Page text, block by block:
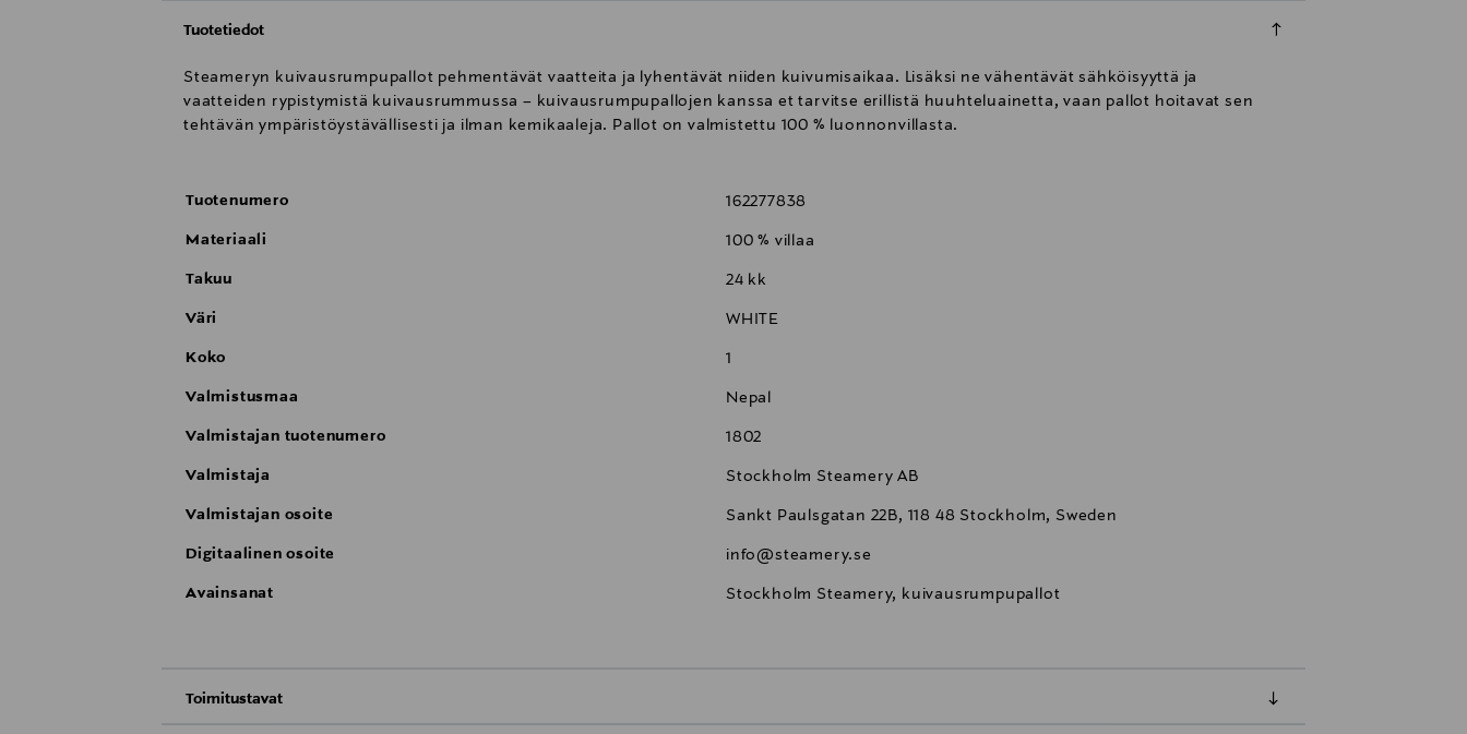
Tuotetiedot
Steameryn kuivausrumpupallot pehmentävät vaatteita ja lyhentävät niiden kuivumisaikaa. Lisäksi ne vähentävät sähköisyyttä ja
vaatteiden rypistymistä kuivausrummussa – kuivausrumpupallojen kanssa et tarvitse erillistä huuhteluainetta, vaan pallot hoitavat sen
tehtävän ympäristöystävällisesti ja ilman kemikaaleja. Pallot on valmistettu 100 % luonnonvillasta.
Tuotenumero 162277838
Materiaali 100 % villaa
Takuu 24 kk
Väri WHITE
Koko 1
Valmistusmaa Nepal
Valmistajan tuotenumero 1802
Valmistaja Stockholm Steamery AB
Valmistajan osoite Sankt Paulsgatan 22B, 118 48 Stockholm, Sweden
Digitaalinen osoite info@steamery.se
Avainsanat Stockholm Steamery, kuivausrumpupallot
Toimitustavat